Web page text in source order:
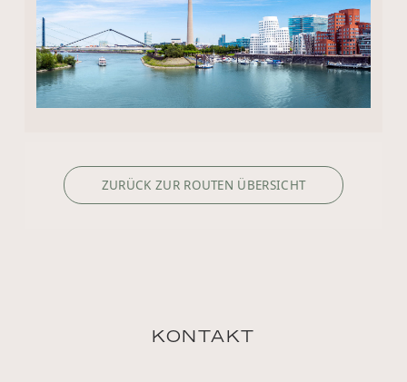
ZURÜCK ZUR ROUTEN ÜBERSICHT
KONTAKT